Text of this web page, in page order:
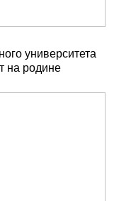
университета
на родине